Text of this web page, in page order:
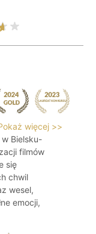
więcej >>
w Bielsku-
filmów
się
chwil
wesel,
emocji,